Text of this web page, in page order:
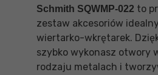
Schmith SQWMP-022 to
zestaw akcesoriów
wiertarko-wkrętarek.
szybko wykonasz otwory
rodzaju metalach i